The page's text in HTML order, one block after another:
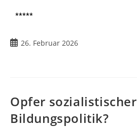
*****
26. Februar 2026
Opfer sozialistischer
Bildungspolitik?